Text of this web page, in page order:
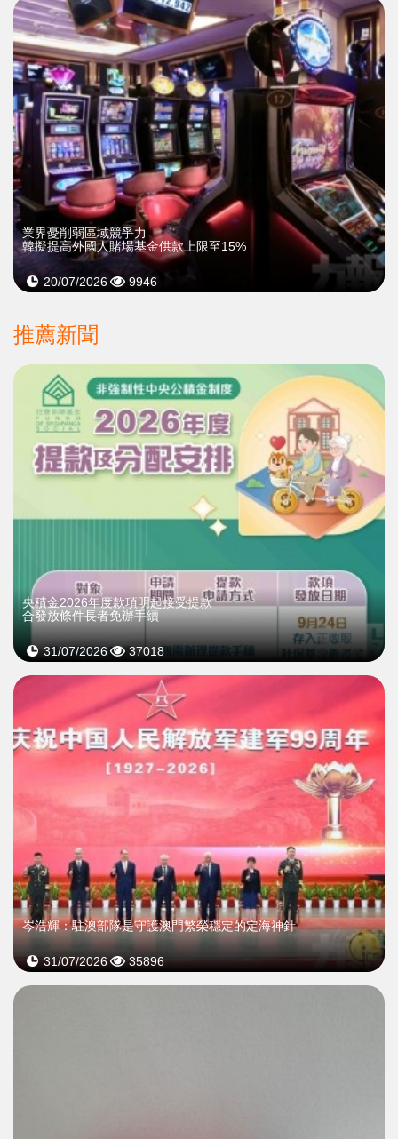
業界憂削弱區域競爭力
韓擬提高外國人賭場基金供款上限至15%
20/07/2026 9946
推薦新聞
央積金2026年度款項明起接受提款
合發放條件長者免辦手續
31/07/2026 37018
岑浩輝：駐澳部隊是守護澳門繁榮穩定的定海神針
31/07/2026 35896